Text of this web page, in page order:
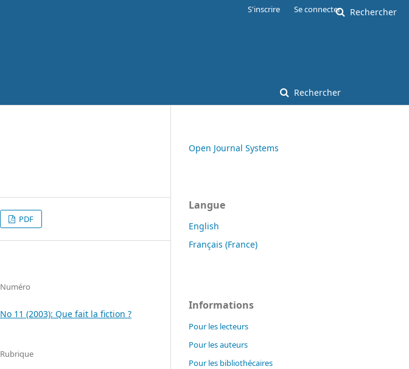
Rechercher
S'inscrire Se connecter Rechercher
PDF
Numéro
No 11 (2003): Que fait la fiction ?
Rubrique
Open Journal Systems
Langue
English
Français (France)
Informations
Pour les lecteurs
Pour les auteurs
Pour les bibliothécaires